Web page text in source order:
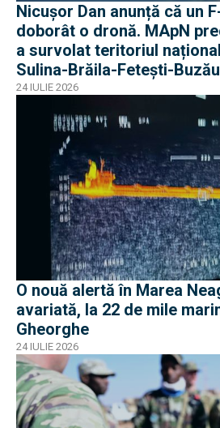
Nicușor Dan anunță că un
doborât o dronă. MApN
a survolat teritoriul
Sulina-Brăila-Fetești-Buzău
24 IULIE 2026
O nouă alertă în Marea
avariată, la 22 de mile
Gheorghe
24 IULIE 2026